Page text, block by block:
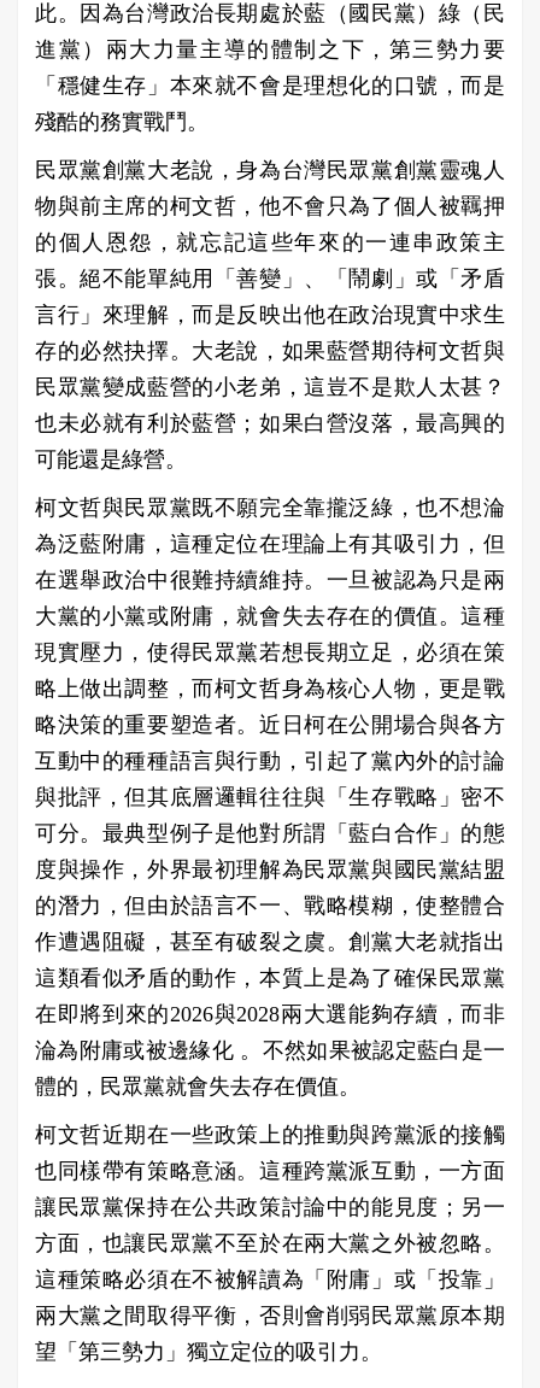
此。因為台灣政治長期處於藍（國民黨）綠（民
進黨）兩大力量主導的體制之下，第三勢力要
「穩健生存」本來就不會是理想化的口號，而是
殘酷的務實戰鬥。
民眾黨創黨大老說，身為台灣民眾黨創黨靈魂人
物與前主席的柯文哲，他不會只為了個人被羈押
的個人恩怨，就忘記這些年來的一連串政策主
張。絕不能單純用「善變」、「鬧劇」或「矛盾
言行」來理解，而是反映出他在政治現實中求生
存的必然抉擇。大老說，如果藍營期待柯文哲與
民眾黨變成藍營的小老弟，這豈不是欺人太甚？
也未必就有利於藍營；如果白營沒落，最高興的
可能還是綠營。
柯文哲與民眾黨既不願完全靠攏泛綠，也不想淪
為泛藍附庸，這種定位在理論上有其吸引力，但
在選舉政治中很難持續維持。一旦被認為只是兩
大黨的小黨或附庸，就會失去存在的價值。這種
現實壓力，使得民眾黨若想長期立足，必須在策
略上做出調整，而柯文哲身為核心人物，更是戰
略決策的重要塑造者。近日柯在公開場合與各方
互動中的種種語言與行動，引起了黨內外的討論
與批評，但其底層邏輯往往與「生存戰略」密不
可分。最典型例子是他對所謂「藍白合作」的態
度與操作，外界最初理解為民眾黨與國民黨結盟
的潛力，但由於語言不一、戰略模糊，使整體合
作遭遇阻礙，甚至有破裂之虞。創黨大老就指出
這類看似矛盾的動作，本質上是為了確保民眾黨
在即將到來的2026與2028兩大選能夠存續，而非
淪為附庸或被邊緣化 。不然如果被認定藍白是一
體的，民眾黨就會失去存在價值。
柯文哲近期在一些政策上的推動與跨黨派的接觸
也同樣帶有策略意涵。這種跨黨派互動，一方面
讓民眾黨保持在公共政策討論中的能見度；另一
方面，也讓民眾黨不至於在兩大黨之外被忽略。
這種策略必須在不被解讀為「附庸」或「投靠」
兩大黨之間取得平衡，否則會削弱民眾黨原本期
望「第三勢力」獨立定位的吸引力。